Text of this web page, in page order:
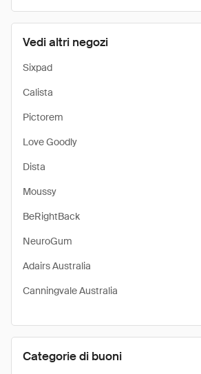
Vedi altri negozi
Sixpad
Calista
Pictorem
Love Goodly
Dista
Moussy
BeRightBack
NeuroGum
Adairs Australia
Canningvale Australia
Categorie di buoni